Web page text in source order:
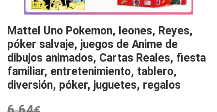
Mattel Uno Pokemon, leones, Reyes,
póker salvaje, juegos de Anime de
dibujos animados, Cartas Reales, fiesta
familiar, entretenimiento, tablero,
diversión, póker, juguetes, regalos